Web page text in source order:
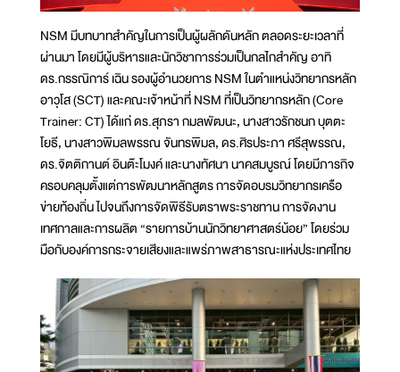
NSM มีบทบาทสำคัญในการเป็นผู้ผลักดันหลัก ตลอดระยะเวลาที่
ผ่านมา โดยมีผู้บริหารและนักวิชาการร่วมเป็นกลไกสำคัญ อาทิ
ดร.กรรณิการ์ เฉิน รองผู้อำนวยการ NSM ในตำแหน่งวิทยากรหลัก
อาวุโส (SCT) และคณะเจ้าหน้าที่ NSM ที่เป็นวิทยากรหลัก (Core
Trainer: CT) ได้แก่ ดร.สุภรา กมลพัฒนะ, นางสาวรักชนก บุตตะ
โยธี, นางสาวพิมลพรรณ จันทรพิมล, ดร.ศิรประภา ศรีสุพรรณ,
ดร.จิตติกานต์ อินต๊ะโมงค์ และนางทัศนา นาคสมบูรณ์ โดยมีภารกิจ
ครอบคลุมตั้งแต่การพัฒนาหลักสูตร การจัดอบรมวิทยากรเครือ
ข่ายท้องถิ่น ไปจนถึงการจัดพิธีรับตราพระราชทาน การจัดงาน
เทศกาลและการผลิต “รายการบ้านนักวิทยาศาสตร์น้อย” โดยร่วม
มือกับองค์การกระจายเสียงและแพร่ภาพสาธารณะแห่งประเทศไทย